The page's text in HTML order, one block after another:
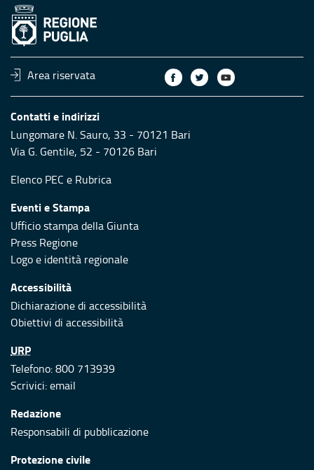
Area riservata
Contatti e indirizzi
Lungomare N. Sauro, 33 - 70121 Bari
Via G. Gentile, 52 - 70126 Bari
Elenco PEC e Rubrica
Eventi e Stampa
Ufficio stampa della Giunta
Press Regione
Logo e identità regionale
Accessibilità
Dichiarazione di accessibilità
Obiettivi di accessibilità
URP
Telefono: 800 713939
Scrivici:email
Redazione
Responsabili di pubblicazione
Protezione civile